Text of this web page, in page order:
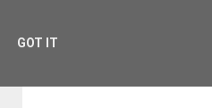
GOT IT